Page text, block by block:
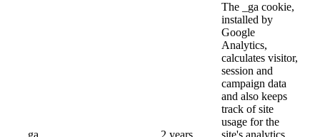
The _ga cookie,
installed by
Google
Analytics,
calculates visitor,
session and
campaign data
and also keeps
track of site
usage for the